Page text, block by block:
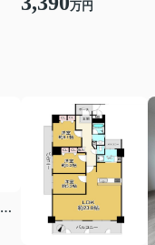
万円
神戸市西区樫野台５丁目